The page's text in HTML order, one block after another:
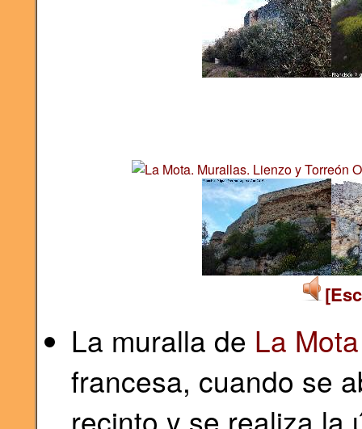
La muralla de La Mota
francesa, cuando se
recinto y se realiza la